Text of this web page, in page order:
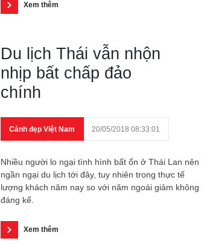
Xem thêm
Du lịch Thái vẫn nhộn
nhịp bất chấp đảo
chính
Cảnh đẹp Việt Nam 20/05/2018 08:33:01
Nhiều người lo ngại tình hình bất ổn ở Thái Lan nên
ngần ngại du lịch tới đây, tuy nhiên trong thực tế
lượng khách năm nay so với năm ngoái giảm không
đáng kể.
Xem thêm